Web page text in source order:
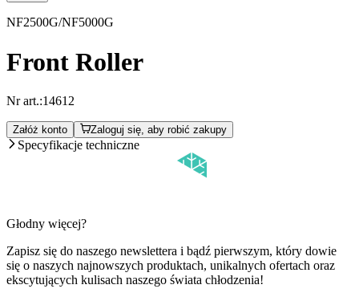
NF2500G/NF5000G
Front Roller
Nr art.:14612
Załóż konto Zaloguj się, aby robić zakupy
Specyfikacje techniczne
Głodny więcej?
Zapisz się do naszego newslettera i bądź pierwszym, który dowie
się o naszych najnowszych produktach, unikalnych ofertach oraz
ekscytujących kulisach naszego świata chłodzenia!